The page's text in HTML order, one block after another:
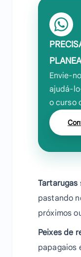
Envie-
ajudá-
o curso
Tartarugas
pastando
próximos
Peixes de
papagaios